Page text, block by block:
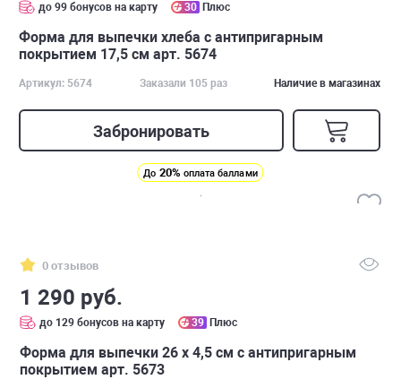
до 99 бонусов на карту 30 Плюс
Форма для выпечки хлеба с антипригарным
покрытием 17,5 см арт. 5674
Артикул: 5674 Заказали 105 раз Наличие в магазинах
Забронировать
До 20% оплата баллами
0 отзывов
1 290 руб.
до 129 бонусов на карту 39 Плюс
Форма для выпечки 26 х 4,5 см с антипригарным
покрытием арт. 5673